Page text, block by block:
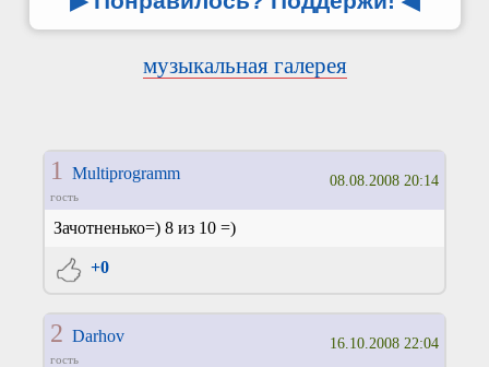
музыкальная галерея
1 Multiprogramm
гость
08.08.2008 20:14
Зачотненько=) 8 из 10 =)
+0
2 Darhov
гость
16.10.2008 22:04